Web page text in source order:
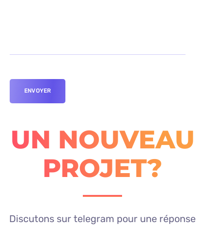
UN NOUVEAU
PROJET?
Discutons sur telegram pour une réponse